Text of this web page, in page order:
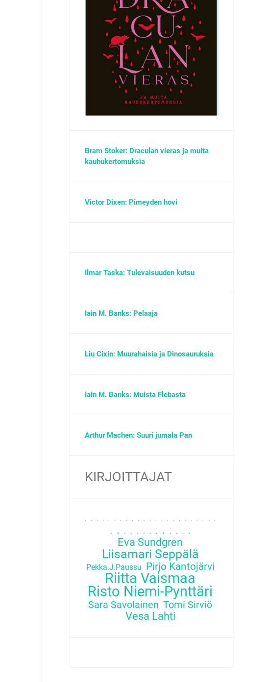
Bram Stoker: Draculan vieras ja muita
kauhukertomuksia
Victor Dixen: Pimeyden hovi
Ilmar Taska: Tulevaisuuden kutsu
Iain M. Banks: Pelaaja
Liu Cixin: Muurahaisia ja Dinosauruksia
Iain M. Banks: Muista Flebasta
Arthur Machen: Suuri jumala Pan
KIRJOITTAJAT
. . . . . . . . . . . . . . . . . . . . . . .
. . . . . . . . . . . . .
Eva Sundgren
Liisamari Seppälä
Pekka.J.Paussu Pirjo Kantojärvi
Riitta Vaismaa
Risto Niemi-Pynttäri
Sara Savolainen Tomi Sirviö
Vesa Lahti